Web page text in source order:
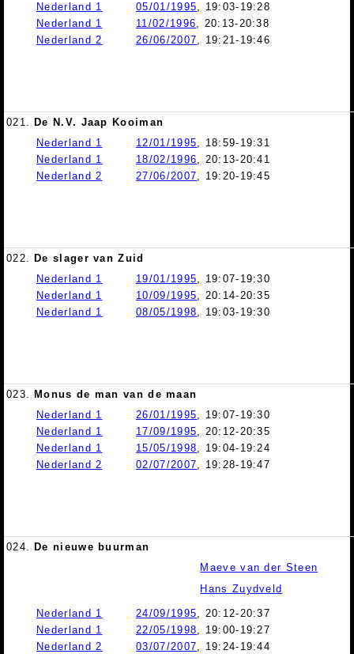
Nederland 1
05/01/1995, 19:03-19:28
Nederland 1
11/02/1996, 20:13-20:38
Nederland 2
26/06/2007, 19:21-19:46
021. De N.V. Jaap Kooiman
Nederland 1
12/01/1995, 18:59-19:31
Nederland 1
18/02/1996, 20:13-20:41
Nederland 2
27/06/2007, 19:20-19:45
022. De slager van Zuid
Nederland 1
19/01/1995, 19:07-19:30
Nederland 1
10/09/1995, 20:14-20:35
Nederland 1
08/05/1998, 19:03-19:30
023. Monus de man van de maan
Nederland 1
26/01/1995, 19:07-19:30
Nederland 1
17/09/1995, 20:12-20:35
Nederland 1
15/05/1998, 19:04-19:24
Nederland 2
02/07/2007, 19:28-19:47
024. De nieuwe buurman
Maeve van der Steen
Hans Zuydveld
Nederland 1 24/09/1995, 20:12-20:37
Nederland 1
22/05/1998, 19:00-19:27
Nederland 2
03/07/2007, 19:24-19:44